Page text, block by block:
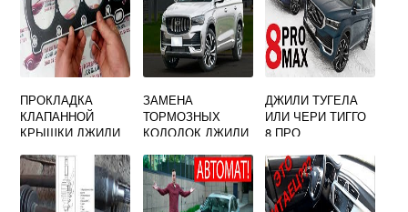
ПРОКЛАДКА
КЛАПАННОЙ
КРЫШКИ ДЖИЛИ
ЗАМЕНА
ТОРМОЗНЫХ
КОЛОДОК ДЖИЛИ
ДЖИЛИ ТУГЕЛА
ИЛИ ЧЕРИ ТИГГО
8 ПРО